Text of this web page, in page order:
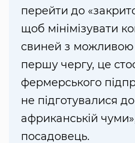
перейти до
щоб мінімізувати
свиней з
першу чергу, це
фермерського
не підготувалися
африканській
посадовець.